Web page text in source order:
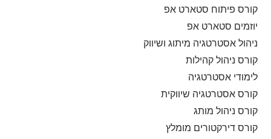
קורס פיתוח סטארט אפ
יוזמים סטארט אפ
ניהול אסטרטגיה מיתוג ושיווק
קורס ניהול קהילות
לימודי אסטרטגיה
קורס אסטרטגיה שיווקית
קורס ניהול מותג
קורס דירקטורים מומלץ